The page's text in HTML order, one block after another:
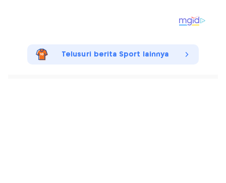
Telusuri berita Sport lainnya